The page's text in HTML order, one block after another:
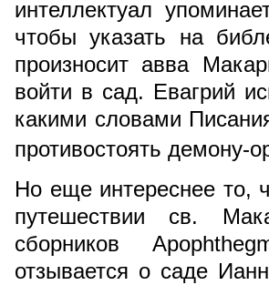
интеллектуал
чтобы указать на
произносит авва
войти в сад. Евагрий
какими словами
противостоять демону-
Но еще интереснее то,
путешествии св.
сборников
отзывается о саде